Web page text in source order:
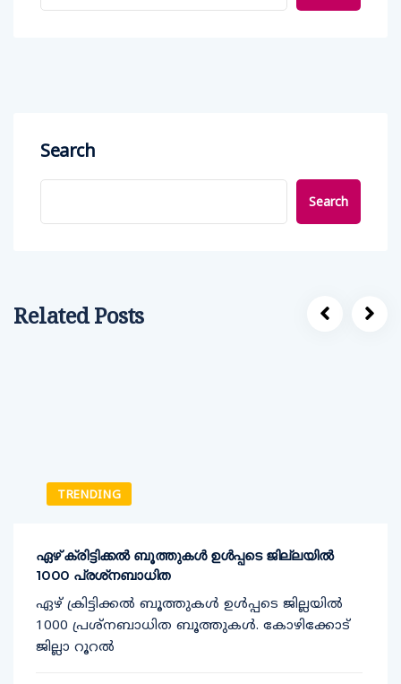
Search
Search
Related Posts
TRENDING
ഏഴ് ക്രിട്ടിക്കല്‍ ബൂത്തുകള്‍ ഉള്‍പ്പടെ ജില്ലയില്‍
1000 പ്രശ്‌നബാധിത
ഏഴ് ക്രിട്ടിക്കല്‍ ബൂത്തുകള്‍ ഉള്‍പ്പടെ ജില്ലയില്‍
1000 പ്രശ്‌നബാധിത ബൂത്തുകള്‍. കോഴിക്കോട്
ജില്ലാ റൂറല്‍